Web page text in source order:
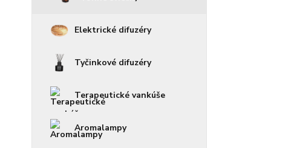
Elektrické difuzéry
Tyčinkové difuzéry
Terapeutické vankúše
Aromalampy